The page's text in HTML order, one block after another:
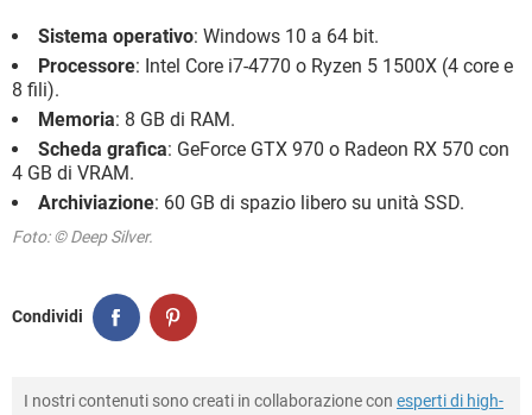
Sistema operativo: Windows 10 a 64 bit.
Processore: Intel Core i7-4770 o Ryzen 5 1500X (4 core e
8 fili).
Memoria: 8 GB di RAM.
Scheda grafica: GeForce GTX 970 o Radeon RX 570 con
4 GB di VRAM.
Archiviazione: 60 GB di spazio libero su unità SSD.
Foto: © Deep Silver.
Condividi
I nostri contenuti sono creati in collaborazione con esperti di high-